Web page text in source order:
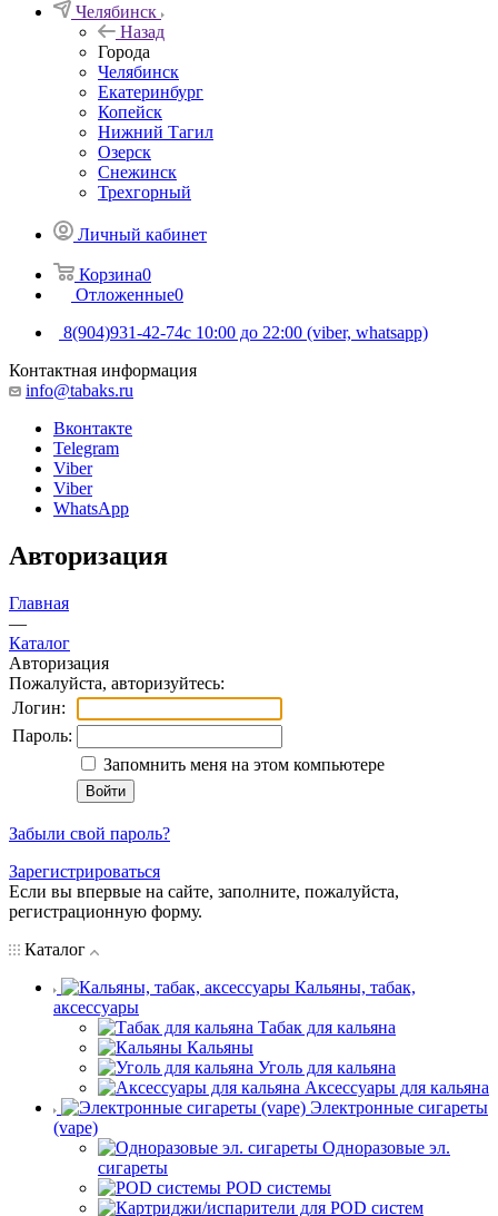
Челябинск
Назад
Города
Челябинск
Екатеринбург
Копейск
Нижний Тагил
Озерск
Снежинск
Трехгорный
Личный кабинет
Корзина0
Отложенные0
8(904)931-42-74с 10:00 до 22:00 (viber, whatsapp)
Контактная информация
info@tabaks.ru
Вконтакте
Telegram
Viber
Viber
WhatsApp
Авторизация
Главная
—
Каталог
Авторизация
Пожалуйста, авторизуйтесь:
Логин:
Пароль:
Запомнить меня на этом компьютере
Забыли свой пароль?
Зарегистрироваться
Если вы впервые на сайте, заполните, пожалуйста,
регистрационную форму.
Каталог
Кальяны, табак,
аксессуары
Табак для кальяна
Кальяны
Уголь для кальяна
Аксессуары для кальяна
Электронные сигареты
(vape)
Одноразовые эл.
сигареты
POD системы